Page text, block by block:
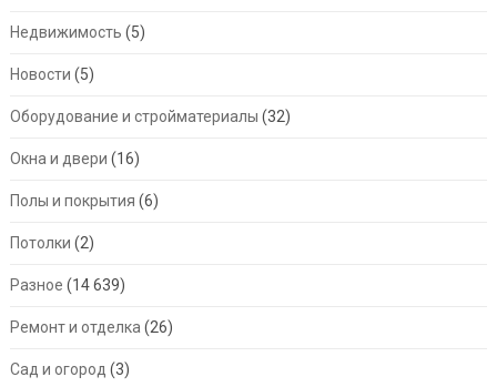
Недвижимость (5)
Новости (5)
Оборудование и стройматериалы (32)
Окна и двери (16)
Полы и покрытия (6)
Потолки (2)
Разное (14 639)
Ремонт и отделка (26)
Сад и огород (3)